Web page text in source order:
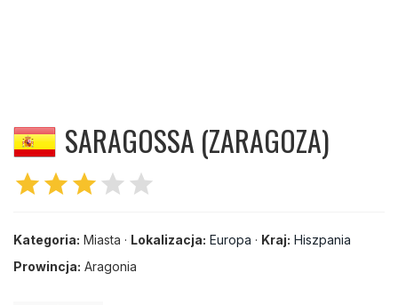
SARAGOSSA (ZARAGOZA)
starstarstar star star
Kategoria: Miasta · Lokalizacja: Europa · Kraj: Hiszpania
Prowincja: Aragonia